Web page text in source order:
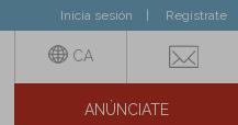
Inicia sesión Regístrate
CA
ANÚNCIATE